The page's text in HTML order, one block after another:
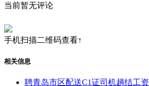
当前暂无评论
手机扫描二维码查看↑
相关信息
聘青岛市区配送C1证司机趟结工资